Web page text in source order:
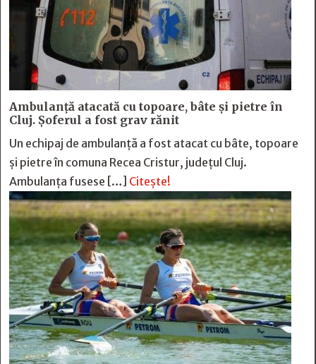
Ambulanță atacată cu topoare, bâte și pietre în
Cluj. Șoferul a fost grav rănit
Un echipaj de ambulanță a fost atacat cu bâte, topoare
și pietre în comuna Recea Cristur, județul Cluj.
Ambulanța fusese […] Citește!